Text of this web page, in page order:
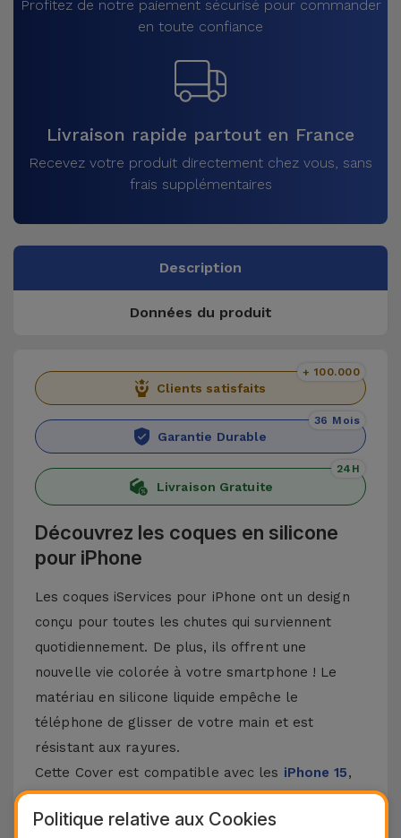
Profitez de notre paiement sécurisé pour commander
en toute confiance
Livraison rapide partout en France
Recevez votre produit directement chez vous, sans
frais supplémentaires
Description
Données du produit
Clients satisfaits
+ 100.000
Garantie Durable
36 Mois
Livraison Gratuite
24H
Découvrez les coques en silicone
pour iPhone
Les coques iServices pour iPhone ont un design
conçu pour toutes les chutes qui surviennent
quotidiennement. De plus, ils offrent une
nouvelle vie colorée à votre smartphone ! Le
matériau en silicone liquide empêche le
téléphone de glisser de votre main et est
résistant aux rayures.
Cette Cover est compatible avec les iPhone 15,
14, 13, 12, entre autres, ainsi qu'avec le modèle le
plus populaire d'Apple, l'iPhone 16et
Politique relative aux Cookies